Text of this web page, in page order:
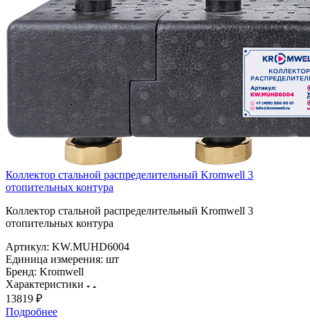
Коллектор стальной распределительный Kromwell 3
отопительных контура
Коллектор стальной распределительный Kromwell 3
отопительных контура
Артикул: KW.MUHD6004
Единица измерения: шт
Бренд: Kromwell
Характеристики
13819 ₽
Подробнее